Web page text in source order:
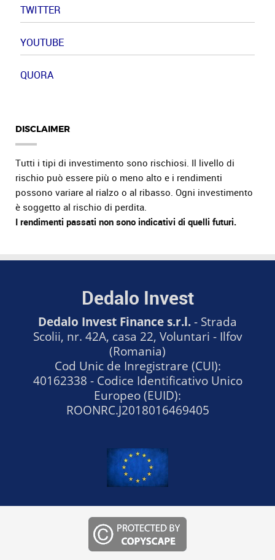
TWITTER
YOUTUBE
QUORA
DISCLAIMER
Tutti i tipi di investimento sono rischiosi. Il livello di
rischio può essere più o meno alto e i rendimenti
possono variare al rialzo o al ribasso. Ogni investimento
è soggetto al rischio di perdita.
I rendimenti passati non sono indicativi di quelli futuri.
Dedalo Invest
Dedalo Invest Finance s.r.l.- Strada
Scolii, nr. 42A, casa 22, Voluntari - Ilfov
(Romania)
Cod Unic de Inregistrare (CUI):
40162338 - Codice Identificativo Unico
Europeo (EUID):
ROONRC.J2018016469405